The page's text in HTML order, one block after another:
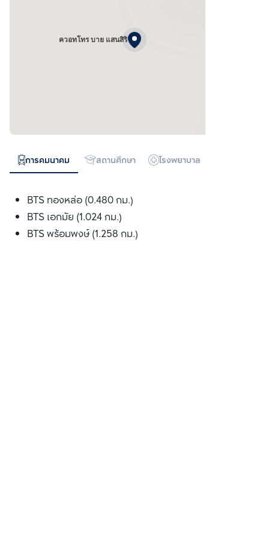
ควอทโทร บาย แสนสิริ
การคมนาคม สถานศึกษา โรงพยาบาล
BTS ทองหล่อ (0.480 กม.)
BTS เอกมัย (1.024 กม.)
BTS พร้อมพงษ์ (1.258 กม.)